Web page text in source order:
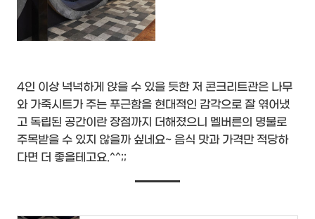
4인 이상 넉넉하게 앉을 수 있을 듯한 저 콘크리트관은 나무
와 가죽시트가 주는 푸근함을 현대적인 감각으로 잘 엮어냈
고 독립된 공간이란 장점까지 더해졌으니 멜버른의 명물로
주목받을 수 있지 않을까 싶네요~ 음식 맛과 가격만 적당하
다면 더 좋을테고요.^^;;